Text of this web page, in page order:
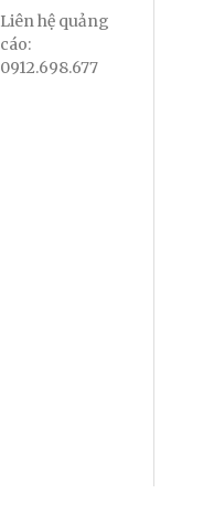
Liên hệ quảng
cáo:
0912.698.677